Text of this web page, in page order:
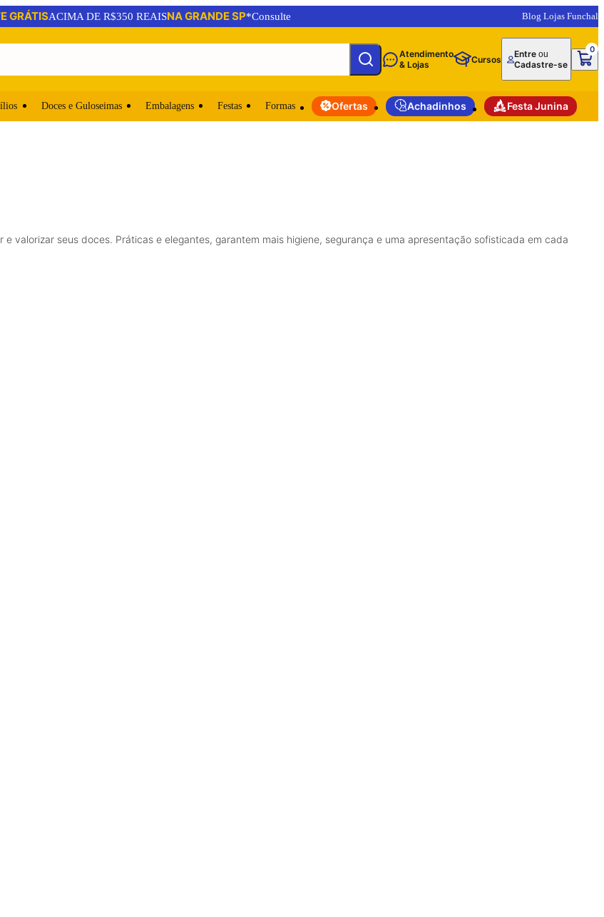
GRÁTISACIMA DE R$350 REAISNA GRANDE SP*Consulte Blog Lojas Funchal
Atendimento
& Lojas
Cursos Entreou
Cadastre-se
0
Doces e Guloseimas Embalagens Festas Formas Ofertas Achadinhos Festa Junina
valorizar seus doces. Práticas e elegantes, garantem mais higiene, segurança e uma apresentação sofisticada em cada